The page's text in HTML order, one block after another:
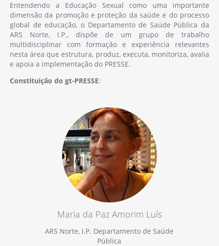
Entendendo a Educação Sexual como uma importante
dimensão da promoção e proteção da saúde e do processo
global de educação, o Departamento de Saúde Pública da
ARS Norte, I.P., dispõe de um grupo de trabalho
multidisciplinar com formação e experiência relevantes
nesta área que estrutura, produz, executa, monitoriza, avalia
e apoia a implementação do PRESSE.
Constituição do gt-PRESSE:
Maria da Paz Amorim Luís
ARS Norte, I.P. Departamento de Saúde
Pública